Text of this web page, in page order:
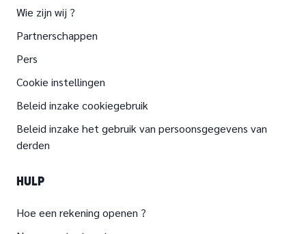
Wie zijn wij ?
Partnerschappen
Pers
Cookie instellingen
Beleid inzake cookiegebruik
Beleid inzake het gebruik van persoonsgegevens van
derden
HULP
Hoe een rekening openen ?